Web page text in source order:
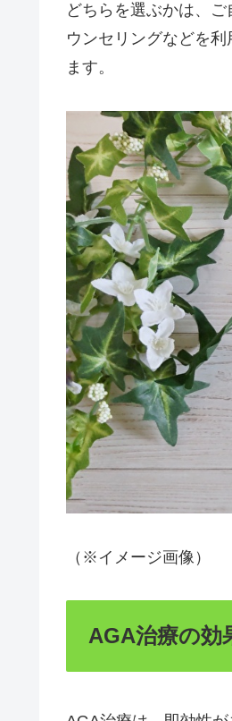
どちらを選ぶかは、
ウンセリングなどを
ます。
（※イメージ画像）
AGA治療の効